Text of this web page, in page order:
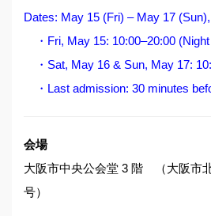
Dates: May 15 (Fri) – May 17
・Fri, May 15: 10:00–20:00
・Sat, May 16 & Sun, May 17:
・Last admission: 30 minutes
会場
大阪市中央公会堂 3 階 （大阪市
号）